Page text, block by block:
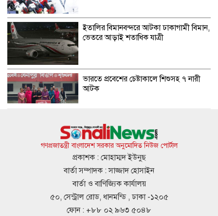
ইতালির বিমানবন্দরে আটকা ঢাকাগামী বিমান,
ভেতরে আড়াই শতাধিক যাত্রী
ভারতে প্রবেশের চেষ্টাকালে শিশুসহ ৭ নারী
আটক
কুপ্রস্তাবে রাজি না হওয়ায় তরুণীকে চুরির
অপবাদ, চুল কেটে নির্যাতন
সাকিবের দেশে ফেরার কোনো সুযোগ নেই:
ক্রীড়া প্রতিমন্ত্রী
গণপ্রজাতন্ত্রী বাংলাদেশ সরকার অনুমোদিত নিউজ পোর্টাল
প্রকাশক : মোহাম্মদ ইউনুছ
বার্তা সম্পাদক : সাজ্জাদ হোসাইন
বার্তা ও বাণিজ্যিক কার্যালয়
৫০, সেন্ট্রাল রোড, ধানমন্ডি , ঢাকা -১২০৫
ফোন : +৮৮ ০২ ৯৬৩ ৫০৪৮